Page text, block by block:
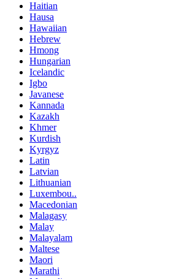
Haitian
Hausa
Hawaiian
Hebrew
Hmong
Hungarian
Icelandic
Igbo
Javanese
Kannada
Kazakh
Khmer
Kurdish
Kyrgyz
Latin
Latvian
Lithuanian
Luxembou..
Macedonian
Malagasy
Malay
Malayalam
Maltese
Maori
Marathi